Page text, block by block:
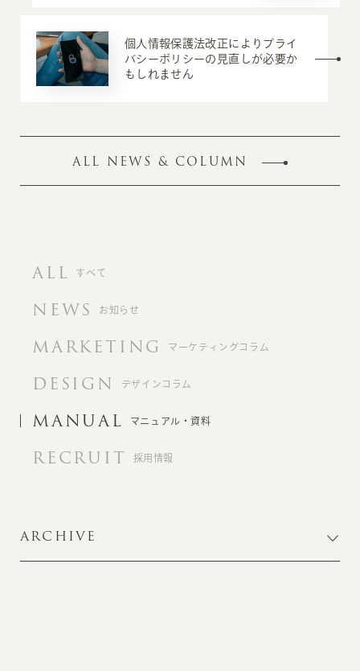
個人情報保護法改正によりプライ
バシーポリシーの見直しが必要か
もしれません
ALL NEWS & COLUMN
ALL すべて
NEWS お知らせ
MARKETING マーケティングコラム
DESIGN デザインコラム
MANUAL マニュアル・資料
RECRUIT 採用情報
ARCHIVE